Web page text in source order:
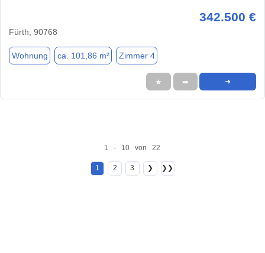
342.500 €
Fürth, 90768
Wohnung ca. 101,86 m² Zimmer 4
★ ➦ ➜
1 - 10 von 22
1 2 3 ❯ ❯❯